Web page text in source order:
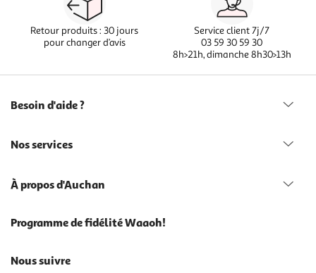
Retour produits : 30 jours
pour changer d’avis
Service client 7j/7
03 59 30 59 30
8h>21h, dimanche 8h30>13h
Besoin d'aide ?
Nos services
À propos d'Auchan
Programme de fidélité Waaoh!
Nous suivre